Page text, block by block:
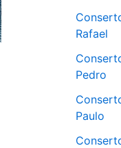
Rafael
Pedro
Paulo